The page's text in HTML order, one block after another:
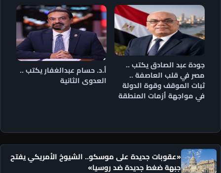
جودة عبد الصادق يكتب ..
مصر في قلب العاصفة ..
ثبات الموقف وقوة الدولة
في مواجهة أزمات المنطقة
أ.د. حسام عبدالغفار يكتب ..
العدوى الثانية
«عقوبات جديدة على موسكو.. الشيوخ الأمريكي يفتح
جبهة ضغط جديدة ضد روسيا»